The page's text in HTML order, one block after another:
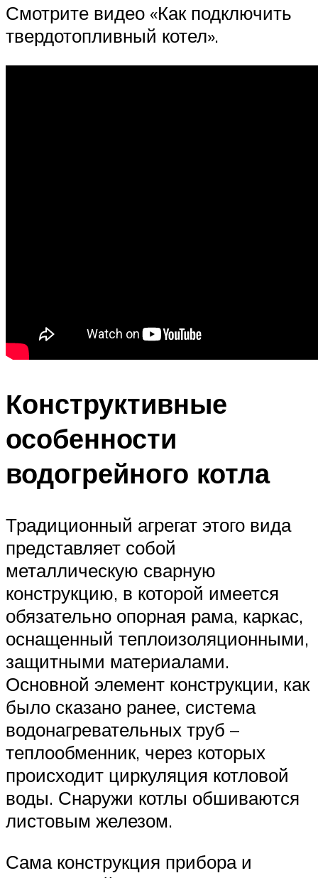
Смотрите видео «Как подключить
твердотопливный котел».
Конструктивные
особенности
водогрейного котла
Традиционный агрегат этого вида
представляет собой
металлическую сварную
конструкцию, в которой имеется
обязательно опорная рама, каркас,
оснащенный теплоизоляционными,
защитными материалами.
Основной элемент конструкции, как
было сказано ранее, система
водонагревательных труб –
теплообменник, через которых
происходит циркуляция котловой
воды. Снаружи котлы обшиваются
листовым железом.
Сама конструкция прибора и